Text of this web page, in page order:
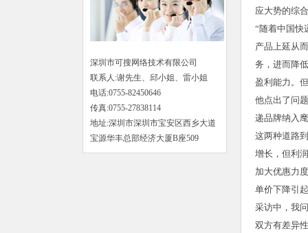
深圳市可搜网络技术有限公司
联系人:谢先生、邱小姐、雷小姐
电话:0755-82450646
传真:0755-27838114
地址:深圳市深圳市宝安区西乡大道
宝源华丰总部经济大厦B座509
应大势的综
“随着中国快
产品上延从
务，进而降
盈利能力。
他点出了问
递品牌纳入
这两种道路
增长，但利
加大优惠力
单价下降引
采访中，我
双方有差异